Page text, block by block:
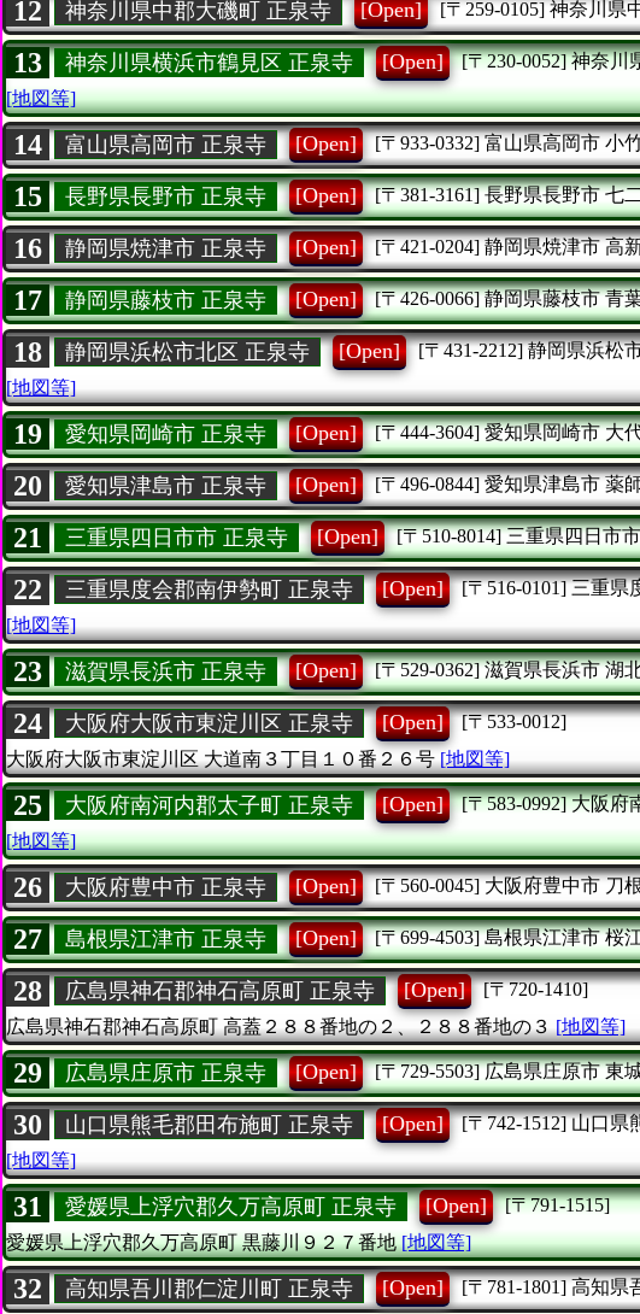
12 神奈川県中郡大磯町 正泉寺 [Open] [〒259-0105] 神奈川県
13 神奈川県横浜市鶴見区 正泉寺 [Open] [〒230-0052] 神奈川
[地図等]
14 富山県高岡市 正泉寺 [Open] [〒933-0332] 富山県高岡市小
15 長野県長野市 正泉寺 [Open] [〒381-3161] 長野県長野市七
16 静岡県焼津市 正泉寺 [Open] [〒421-0204] 静岡県焼津市高
17 静岡県藤枝市 正泉寺 [Open] [〒426-0066] 静岡県藤枝市青
18 静岡県浜松市北区 正泉寺 [Open] [〒431-2212] 静岡県浜松
[地図等]
19 愛知県岡崎市 正泉寺 [Open] [〒444-3604] 愛知県岡崎市大
20 愛知県津島市 正泉寺 [Open] [〒496-0844] 愛知県津島市薬
21 三重県四日市市 正泉寺 [Open] [〒510-8014] 三重県四日市市
22 三重県度会郡南伊勢町 正泉寺 [Open] [〒516-0101] 三重県
[地図等]
23 滋賀県長浜市 正泉寺 [Open] [〒529-0362] 滋賀県長浜市湖
24 大阪府大阪市東淀川区 正泉寺 [Open]
[〒533-0012]
大阪府大阪市東淀川区 大道南３丁目１０番２６号 [地図等]
25 大阪府南河内郡太子町 正泉寺 [Open] [〒583-0992] 大阪府
[地図等]
26 大阪府豊中市 正泉寺 [Open] [〒560-0045] 大阪府豊中市刀
27 島根県江津市 正泉寺 [Open] [〒699-4503] 島根県江津市桜
28 広島県神石郡神石高原町 正泉寺 [Open]
[〒720-1410]
広島県神石郡神石高原町 高蓋２８８番地の２、２８８番地の３ [地図等]
29 広島県庄原市 正泉寺 [Open] [〒729-5503] 広島県庄原市東
30 山口県熊毛郡田布施町 正泉寺 [Open] [〒742-1512] 山口県
[地図等]
31 愛媛県上浮穴郡久万高原町 正泉寺 [Open]
[〒791-1515]
愛媛県上浮穴郡久万高原町黒藤川９２７番地 [地図等]
32 高知県吾川郡仁淀川町 正泉寺 [Open] [〒781-1801] 高知県